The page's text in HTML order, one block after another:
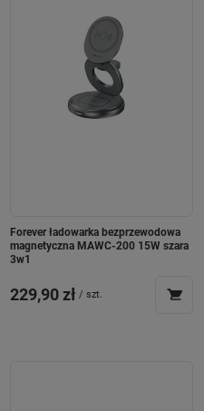
Forever ładowarka bezprzewodowa
magnetyczna MAWC-200 15W szara
3w1
229,90 zł / szt.